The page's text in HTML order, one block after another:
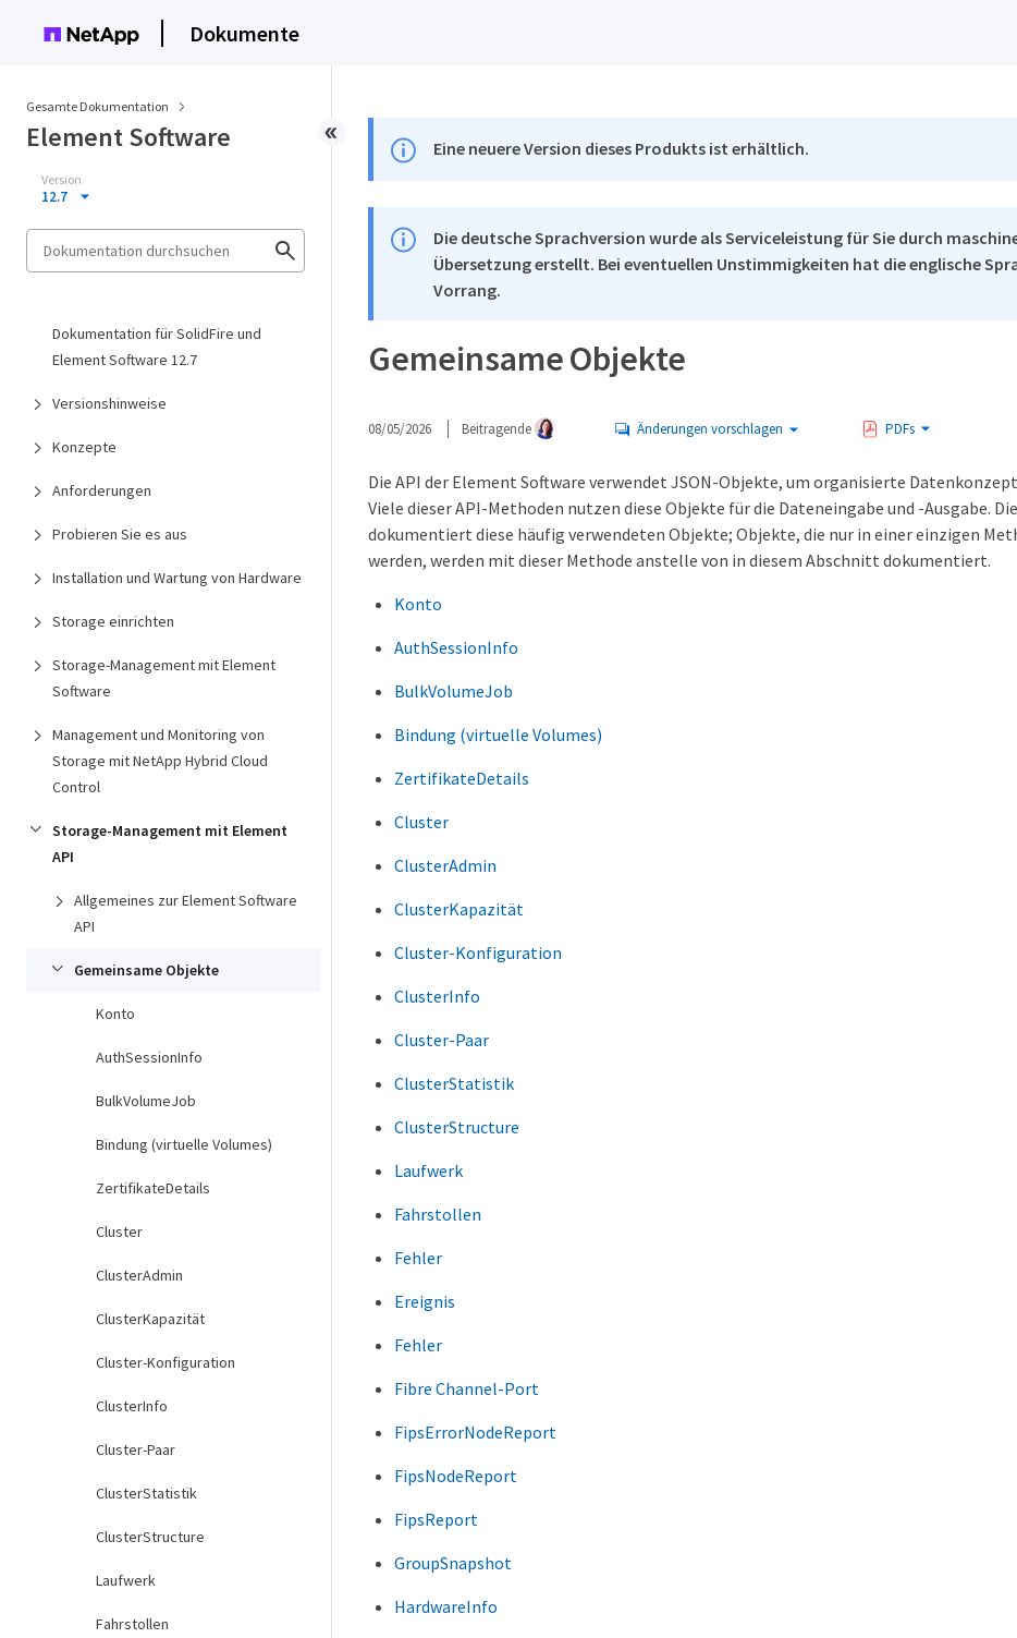
Dokumente
Gesamte Dokumentation
Element Software
Version
12.7
Dokumentation für SolidFire und
Element Software 12.7
Versionshinweise
Konzepte
Anforderungen
Probieren Sie es aus
Installation und Wartung von Hardware
Storage einrichten
Storage-Management mit Element
Software
Management und Monitoring von
Storage mit NetApp Hybrid Cloud
Control
Storage-Management mit Element
API
Allgemeines zur Element Software
API
Gemeinsame Objekte
Konto
AuthSessionInfo
BulkVolumeJob
Bindung (virtuelle Volumes)
ZertifikateDetails
Cluster
ClusterAdmin
ClusterKapazität
Cluster-Konfiguration
ClusterInfo
Cluster-Paar
ClusterStatistik
ClusterStructure
Laufwerk
Fahrstollen
Eine neuere Version dieses Produkts ist erhältlich.
Die deutsche Sprachversion wurde als Serviceleistung für Sie durch
Übersetzung erstellt. Bei eventuellen Unstimmigkeiten hat die englische
Vorrang.
Gemeinsame Objekte
08/05/2026 Beitragende Änderungen vorschlagen PDFs
Die API der Element Software verwendet JSON-Objekte, um organisierte
Viele dieser API-Methoden nutzen diese Objekte für die Dateneingabe und -Ausgabe.
dokumentiert diese häufig verwendeten Objekte; Objekte, die nur in einer einzigen
werden, werden mit dieser Methode anstelle von in diesem Abschnitt dokumentiert.
Konto
AuthSessionInfo
BulkVolumeJob
Bindung (virtuelle Volumes)
ZertifikateDetails
Cluster
ClusterAdmin
ClusterKapazität
Cluster-Konfiguration
ClusterInfo
Cluster-Paar
ClusterStatistik
ClusterStructure
Laufwerk
Fahrstollen
Fehler
Ereignis
Fehler
Fibre Channel-Port
FipsErrorNodeReport
FipsNodeReport
FipsReport
GroupSnapshot
HardwareInfo